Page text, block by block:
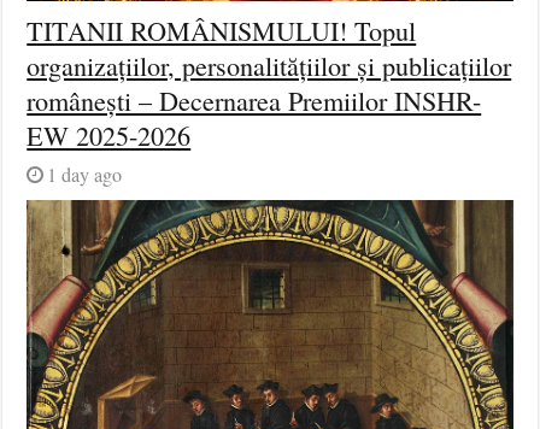
TITANII ROMÂNISMULUI! Topul
organizațiilor, personalitățiilor și publicațiilor
românești – Decernarea Premiilor INSHR-
EW 2025-2026
1 day ago